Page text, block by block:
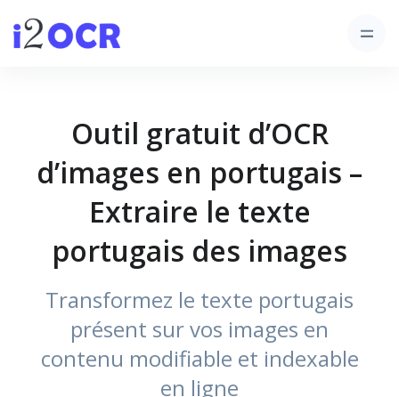
Outil gratuit d’OCR
d’images en portugais –
Extraire le texte
portugais des images
Transformez le texte portugais
présent sur vos images en
contenu modifiable et indexable
en ligne